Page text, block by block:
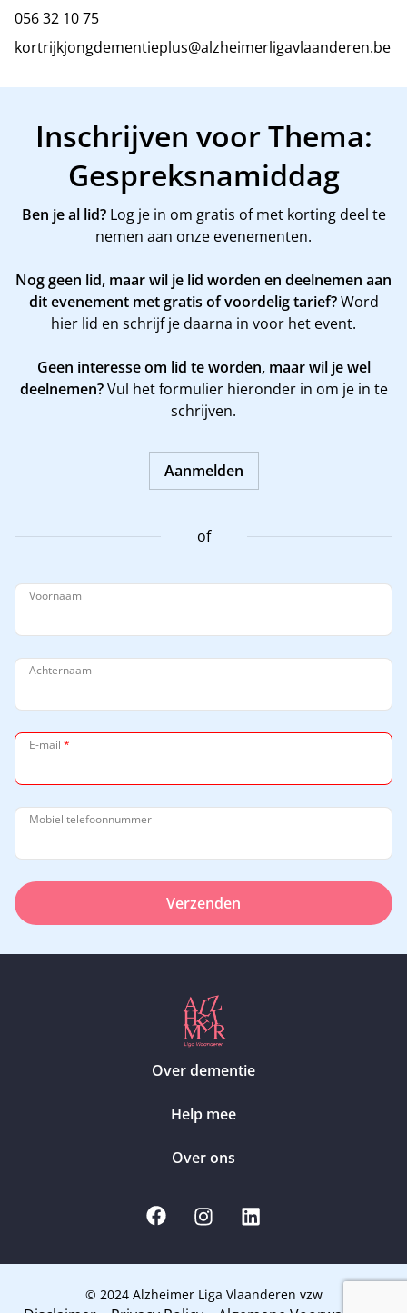
056 32 10 75
kortrijkjongdementieplus@alzheimerligavlaanderen.be
Inschrijven voor Thema:
Gespreksnamiddag
Ben je al lid?Log je in om gratis of met korting deel te
nemen aan onze evenementen.
Nog geen lid, maar wil je lid worden en deelnemen aan
dit evenement met gratis of voordelig tarief?Word
hier lid en schrijf je daarna in voor het event.
Geen interesse om lid te worden, maar wil je wel
deelnemen?Vul het formulier hieronder in om je in te
schrijven.
Aanmelden
of
Voornaam
Achternaam
E-mail *
Mobiel telefoonnummer
Verzenden
Over dementie
Help mee
Over ons
© 2024 Alzheimer Liga Vlaanderen vzw